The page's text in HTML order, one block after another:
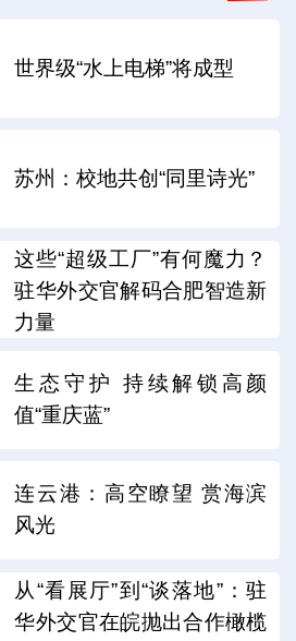
世界级“水上电梯”将成型
苏州：校地共创“同里诗光”
这些“超级工厂”有何魔力？
驻华外交官解码合肥智造新
力量
生态守护 持续解锁高颜
值“重庆蓝”
连云港：高空瞭望 赏海滨
风光
从“看展厅”到“谈落地”：驻
华外交官在皖抛出合作橄榄